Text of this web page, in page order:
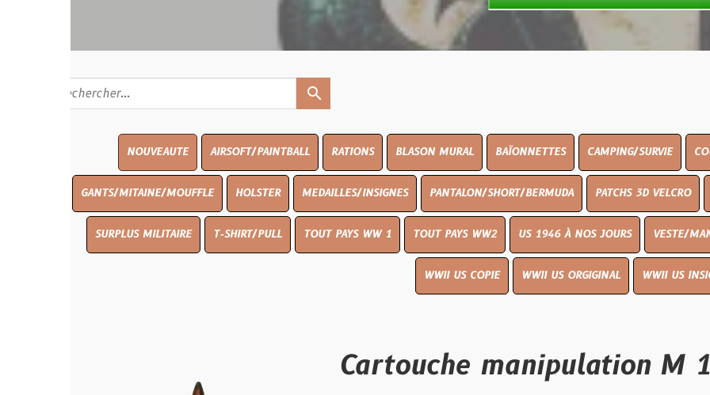
AIRSOFT/PAINTBALL RATIONS BLASON MURAL BAÏONNETTES CAMPING/SURVIE COUTELLERIE
GANTS/MITAINE/MOUFFLE HOLSTER MEDAILLES/INSIGNES PANTALON/SHORT/BERMUDA PATCHS 3D VELCRO PEINTURE
SURPLUS MILITAIRE T-SHIRT/PULL TOUT PAYS WW 1 TOUT PAYS WW2 US 1946 À NOS JOURS VESTE/MANTEAU
WWII US COPIE WWII US ORGIGINAL WWII US INSIGNES
Cartouche manipulation M 1906.